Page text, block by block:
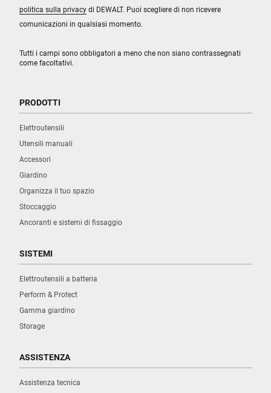
Tutti i campi sono obbligatori a meno che non siano contrassegnati
come facoltativi.
politica sulla privacy di DEWALT. Puoi scegliere di non ricevere
comunicazioni in qualsiasi momento.
PRODOTTI
Elettroutensili
Utensili manuali
Accessori
Giardino
Organizza il tuo spazio
Stoccaggio
Ancoranti e sistemi di fissaggio
SISTEMI
Elettroutensili a batteria
Perform & Protect
Gamma giardino
Storage
ASSISTENZA
Assistenza tecnica